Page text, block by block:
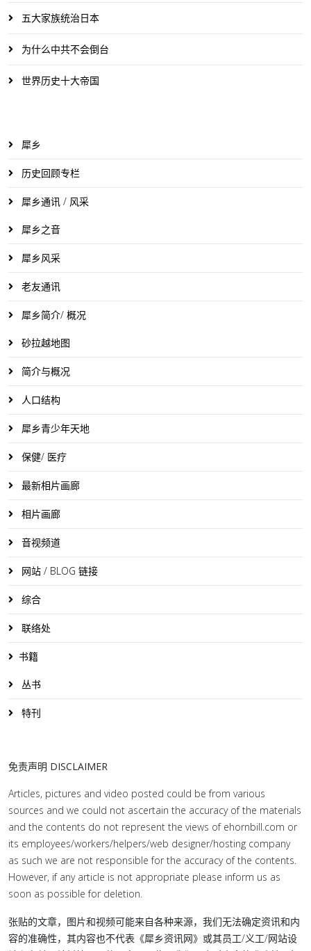
五大家族统治日本
为什么中共不会倒台
世界历史十大帝国
犀乡
历史回顾专栏
犀乡通讯 / 风采
犀乡之音
犀乡风采
老友通讯
犀乡简介/ 概况
砂拉越地图
简介与概况
人口结构
犀乡青少年天地
保健/ 医疗
最新相片画廊
相片画廊
音视频道
网站 / BLOG 链接
综合
联络处
书籍
丛书
特刊
免责声明 DISCLAIMER
Articles, pictures and video posted could be from various
sources and we could not ascertain the accuracy of the materials
and the contents do not represent the views of ehornbill.com or
its employees/workers/helpers/web designer/hosting company
as such we are not responsible for the accuracy of the contents.
However, if any article is not appropriate please inform us as
soon as possible for deletion.
张贴的文章，图片和视频可能来自各种来源，我们无法确定资讯和内
容的准确性，其内容也不代表《犀乡资讯网》或其员工/义工/网站设